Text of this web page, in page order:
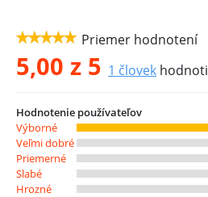
Priemer hodnotení
5,00 z 5 1 človek
Hodnotenie používateľov
Výborné
Veľmi dobré
Priemerné
Slabé
Hrozné